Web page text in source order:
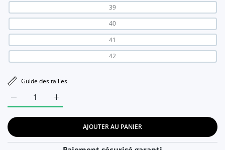
39
40
41
42
Guide des tailles
Augmenter la quantité de Chaussures confort
Augmenter la quantité de Chaussures confort Orthopédique
AJOUTER AU PANIER